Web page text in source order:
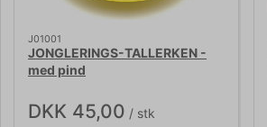
J01001
JONGLERINGS-TALLERKEN -
med pind
DKK 45,00 / stk